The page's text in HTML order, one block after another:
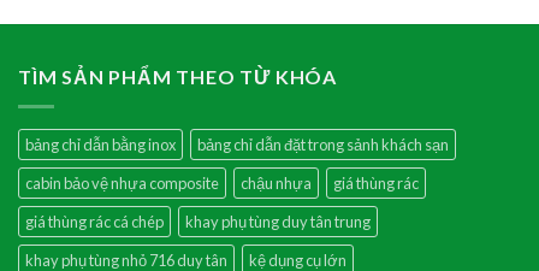
TÌM SẢN PHẨM THEO TỪ KHÓA
bảng chỉ dẫn bằng inox
bảng chỉ dẫn đặt trong sảnh khách sạn
cabin bảo vệ nhựa composite
chậu nhựa
giá thùng rác
giá thùng rác cá chép
khay phụ tùng duy tân trung
khay phụ tùng nhỏ 716 duy tân
kệ dụng cụ lớn